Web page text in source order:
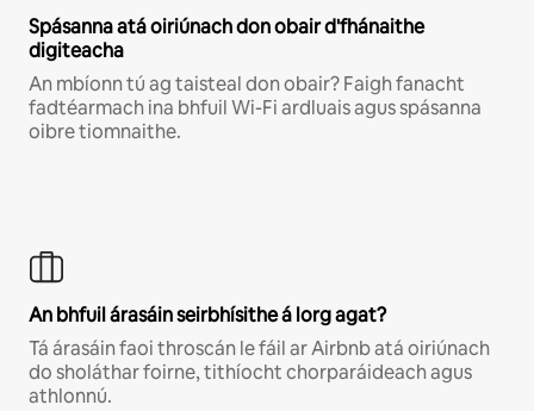
Spásanna atá oiriúnach don obair d'fhánaithe
digiteacha
An mbíonn tú ag taisteal don obair? Faigh fanacht
fadtéarmach ina bhfuil Wi-Fi ardluais agus spásanna
oibre tiomnaithe.
An bhfuil árasáin seirbhísithe á lorg agat?
Tá árasáin faoi throscán le fáil ar Airbnb atá oiriúnach
do sholáthar foirne, tithíocht chorparáideach agus
athlonnú.